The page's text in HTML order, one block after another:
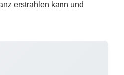
erstrahlen kann und